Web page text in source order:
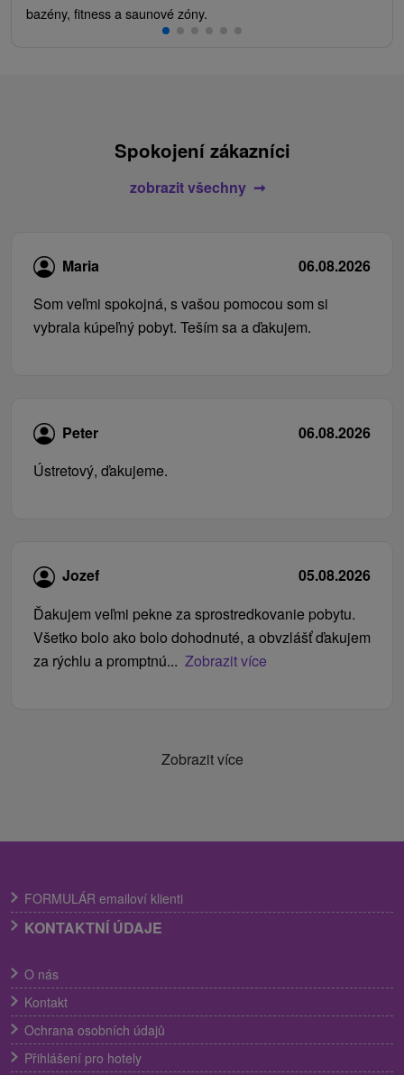
bazény, fitness a saunové zóny.
Spokojení zákazníci
zobrazit všechny
Maria
06.08.2026
Som veľmi spokojná, s vašou pomocou som si
vybrala kúpeľný pobyt. Teším sa a ďakujem.
Peter
06.08.2026
Ústretový, ďakujeme.
Jozef
05.08.2026
Ďakujem veľmi pekne za sprostredkovanie pobytu.
Všetko bolo ako bolo dohodnuté, a obvzlášť ďakujem
za rýchlu a promptnú... Zobrazit více
Zobrazit více
FORMULÁR emailoví klienti
KONTAKTNÍ ÚDAJE
O nás
Kontakt
Ochrana osobních údajů
Přihlášení pro hotely